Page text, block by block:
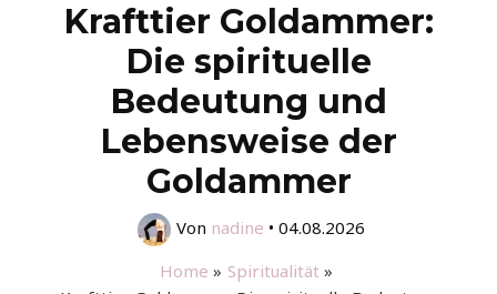
Krafttier Goldammer:
Die spirituelle
Bedeutung und
Lebensweise der
Goldammer
Von nadine • 04.08.2026
Home
Spiritualität